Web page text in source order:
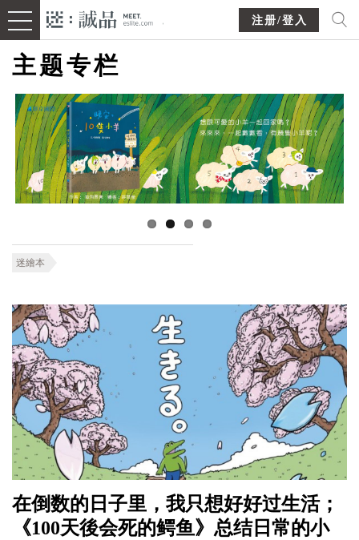
注册/登入
主题专栏
迷繪本
在倒数的日子里，我只想好好过生活；
《100天後会死的鳄鱼》总结日常的小